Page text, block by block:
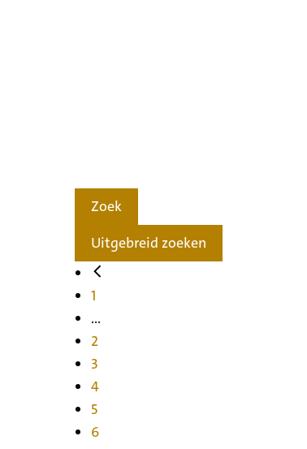
Zoek
Uitgebreid zoeken
1
...
2
3
4
5
6